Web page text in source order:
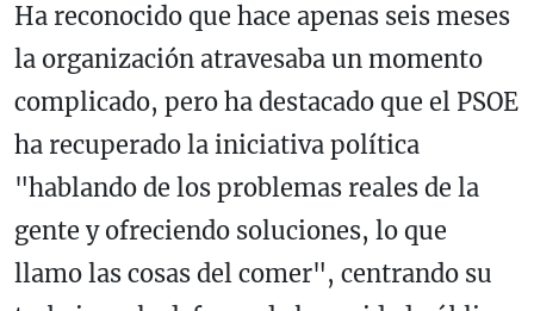
Ha reconocido que hace apenas seis meses
la organización atravesaba un momento
complicado, pero ha destacado que el PSOE
ha recuperado la iniciativa política
"hablando de los problemas reales de la
gente y ofreciendo soluciones, lo que
llamo las cosas del comer", centrando su